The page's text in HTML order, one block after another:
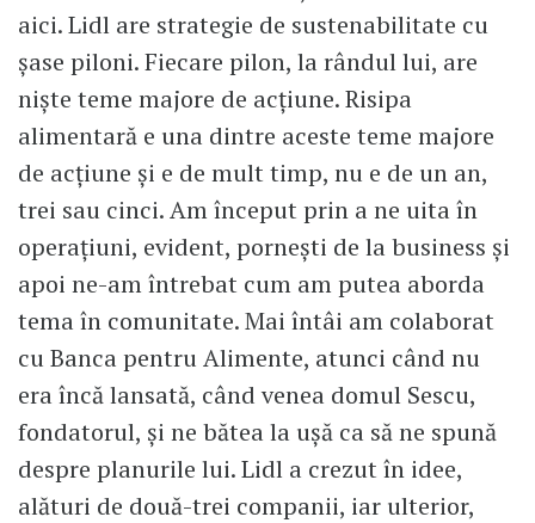
aici. Lidl are strategie de sustenabilitate cu
șase piloni. Fiecare pilon, la rândul lui, are
niște teme majore de acțiune. Risipa
alimentară e una dintre aceste teme majore
de acțiune și e de mult timp, nu e de un an,
trei sau cinci. Am început prin a ne uita în
operațiuni, evident, pornești de la business și
apoi ne-am întrebat cum am putea aborda
tema în comunitate. Mai întâi am colaborat
cu Banca pentru Alimente, atunci când nu
era încă lansată, când venea domul Sescu,
fondatorul, și ne bătea la ușă ca să ne spună
despre planurile lui. Lidl a crezut în idee,
alături de două-trei companii, iar ulterior,